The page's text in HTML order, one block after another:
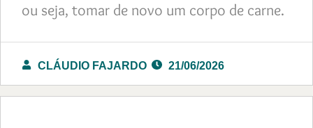
ou seja, tomar de novo um corpo de carne.
CLÁUDIO FAJARDO 21/06/2026